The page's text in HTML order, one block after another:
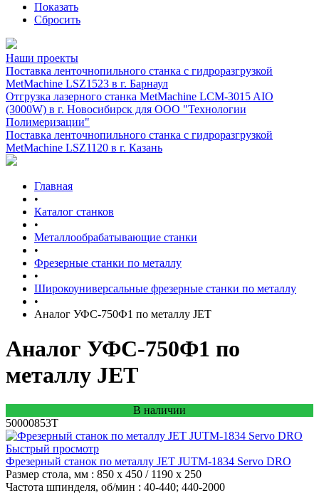
Показать
Сбросить
Наши проекты
Поставка ленточнопильного станка c гидроразгрузкой
MetMachine LSZ1523 в г. Барнаул
Отгрузка лазерного станка MetMachine LCM-3015 AIO
(3000W) в г. Новосибирск для ООО "Технологии
Полимеризации"
Поставка ленточнопильного станка c гидроразгрузкой
MetMachine LSZ1120 в г. Казань
Главная
•
Каталог станков
•
Металлообрабатывающие станки
•
Фрезерные станки по металлу
•
Широкоуниверсальные фрезерные станки по металлу
•
Аналог УФС-750Ф1 по металлу JET
Аналог УФС-750Ф1 по
металлу JET
В наличии
50000853T
Быстрый просмотр
Фрезерный станок по металлу JET JUTM-1834 Servo DRO
Размер стола, мм : 850 x 450 / 1190 x 250
Частота шпинделя, об/мин : 40-440; 440-2000